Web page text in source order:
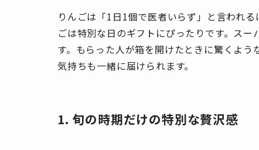
りんごは「1日1個で医者いらず」と言われ
ごは特別な日のギフトにぴったりです。ス
す。もらった人が箱を開けたときに驚くよ
気持ちも一緒に届けられます。
1. 旬の時期だけの特別な贅沢感